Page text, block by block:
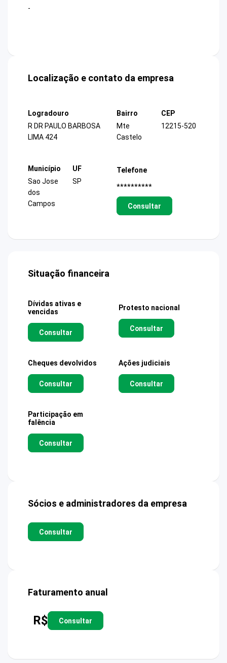
-
Localização e contato da empresa
Logradouro
R DR PAULO BARBOSA
LIMA 424
Bairro
Mte
Castelo
CEP
12215-520
Município
Sao Jose
dos
Campos
UF
SP
Telefone
**********
Consultar
Situação financeira
Dívidas ativas e
vencidas
Consultar
Protesto nacional
Consultar
Cheques devolvidos
Consultar
Ações judiciais
Consultar
Participação em
falência
Consultar
Sócios e administradores da empresa
Consultar
Faturamento anual
R$ Consultar